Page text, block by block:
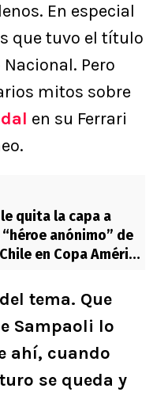
En especial
que tuvo el título
Pero
mitos sobre
en su Ferrari
quita la capa a
anónimo” de
en Copa América
tema. Que
Sampaoli lo
ahí, cuando
se queda y